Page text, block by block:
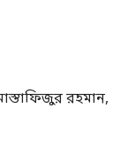
রহমান,